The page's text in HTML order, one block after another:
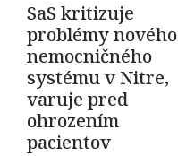
SaS kritizuje
problémy nového
nemocničného
systému v Nitre,
varuje pred
ohrozením
pacientov